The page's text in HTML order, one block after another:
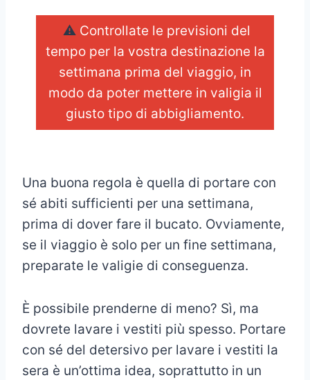
⚠️ Controllate le previsioni del
tempo per la vostra destinazione la
settimana prima del viaggio, in
modo da poter mettere in valigia il
giusto tipo di abbigliamento.
Una buona regola è quella di portare con
sé abiti sufficienti per una settimana,
prima di dover fare il bucato. Ovviamente,
se il viaggio è solo per un fine settimana,
preparate le valigie di conseguenza.
È possibile prenderne di meno? Sì, ma
dovrete lavare i vestiti più spesso. Portare
con sé del detersivo per lavare i vestiti la
sera è un’ottima idea, soprattutto in un